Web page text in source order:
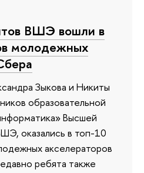
ВШЭ вошли в
молодежных
Зыкова и Никиты
образовательной
Высшей
оказались в топ-10
акселераторов
ребята также